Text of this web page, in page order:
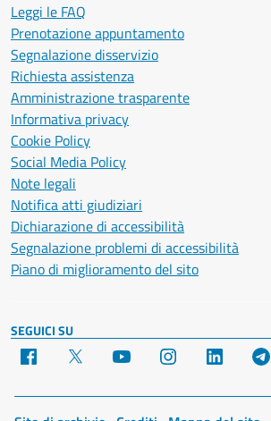
Leggi le FAQ
Prenotazione appuntamento
Segnalazione disservizio
Richiesta assistenza
Amministrazione trasparente
Informativa privacy
Cookie Policy
Social Media Policy
Note legali
Notifica atti giudiziari
Dichiarazione di accessibilità
Segnalazione problemi di accessibilità
Piano di miglioramento del sito
SEGUICI SU
Facebook YouTube Instagram LinkedIn